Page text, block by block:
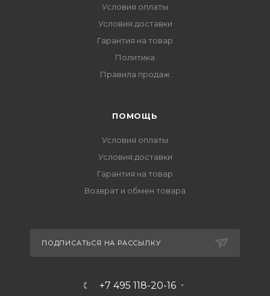
Условия оплаты
Условия доставки
Гарантия на товар
Политика
Правила продаж
ПОМОЩЬ
Условия оплаты
Условия доставки
Гарантия на товар
Возврат и обмен товара
ПОДПИСАТЬСЯ НА РАССЫЛКУ
+7 495 118-20-16